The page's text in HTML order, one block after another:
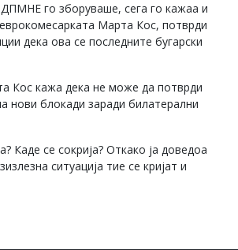
го зборуваше, сега го кажаа и
Марта Кос, потврди
дека ова се последните бугарски
Кос кажа дека не може да потврди
нови блокади заради билатерални
Каде се сокрија? Откако ја доведоа
ситуација тие се кријат и